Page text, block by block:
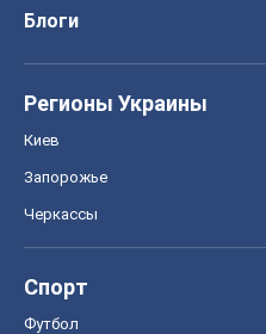
Блоги
Регионы Украины
Киев
Запорожье
Черкассы
Спорт
Футбол